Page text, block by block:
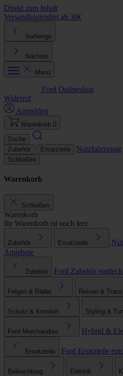
Direkt zum Inhalt
Versandkostenfrei ab 30€
Vorherige
Nächste
Menü
Ford Onlineshop
Widerruf
Anmelden
Warenkorb 0
Suche
Zubehör
Ersatzteile Nutzfahrzeuge
Schließen
Warenkorb
Schließen
Warenkorb
Ihr Warenkorb ist noch leer.
Zubehör Ersatzteile
Angebote
Zubehör Ford Zubehör
Felgen & Räder Reisen &
Schutz & Komfort Styling &
Ford Merchandise Hybrid &
Ersatzteile Ford Ersatzteile
Beleuchtung Elektrik